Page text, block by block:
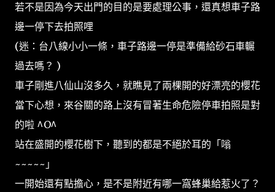
若不是因為今天出門的目的是要處理公事，還真想車子路
邊一停下去拍照哩
(迷：台八線小小一條，車子路邊一停是準備給砂石車輾
過去嗎？ )
車子剛進八仙山沒多久，就瞧見了兩棵開的好漂亮的櫻花
當下心想，來谷關的路上沒有冒著生命危險停車拍照是對
的啦 ^O^
站在盛開的櫻花樹下，聽到的都是不絕於耳的「嗡
~~~~~」
一開始還有點擔心，是不是附近有哪一窩蜂巢給惹火了？